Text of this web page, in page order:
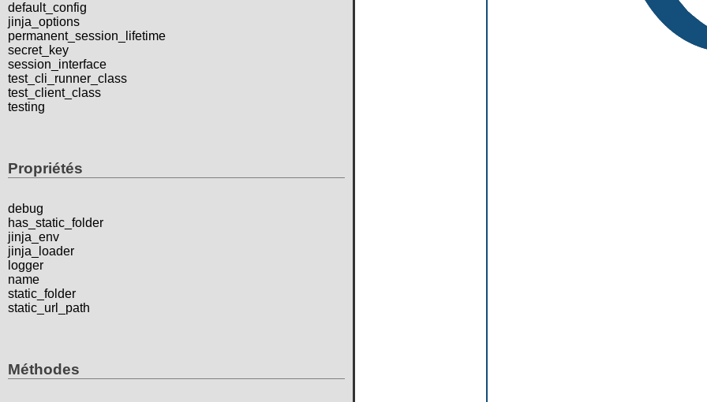
default_config
jinja_options
permanent_session_lifetime
secret_key
session_interface
test_cli_runner_class
test_client_class
testing
Propriétés
debug
has_static_folder
jinja_env
jinja_loader
logger
name
static_folder
static_url_path
Méthodes